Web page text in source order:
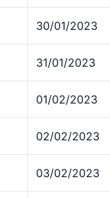
30/01/2023
31/01/2023
01/02/2023
02/02/2023
03/02/2023